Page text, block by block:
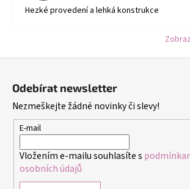
Hezké provedení a lehká konstrukce
Odebírat newsletter
Nezmeškejte žádné novinky či slevy!
E-mail
Vložením e-mailu souhlasíte s
osobních údajů